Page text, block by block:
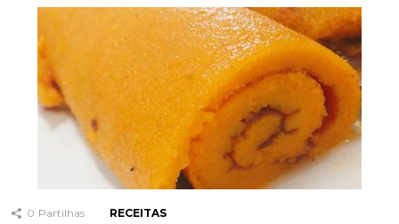
0 Partilhas RECEITAS